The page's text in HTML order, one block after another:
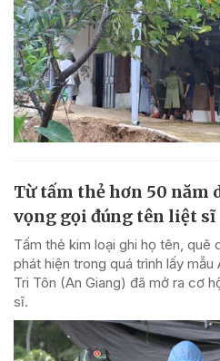
Từ tấm thẻ hơn 50 năm
vọng gọi đúng tên liệt sĩ
Tấm thẻ kim loại ghi họ tên, quê
phát hiện trong quá trình lấy
Tri Tôn (An Giang) đã mở ra cơ
sĩ.